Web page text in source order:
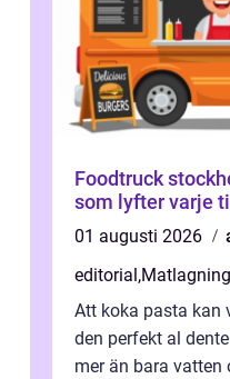
Foodtruck stockholm krogmat
som lyfter varje
01 augusti 2026
editorial ,
Att koka pasta kan
den perfekt al
mer än bara vatten